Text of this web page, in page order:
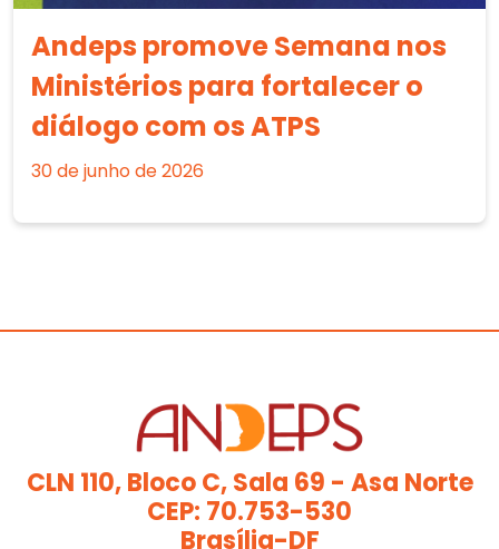
Andeps promove Semana nos
Ministérios para fortalecer o
diálogo com os ATPS
30 de junho de 2026
CLN 110, Bloco C, Sala 69 - Asa Norte
CEP: 70.753-530
Brasília-DF